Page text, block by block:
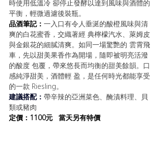
時使用低溫冷 卻停止發酵以達到風味與酒體的
平衡，輕微過濾後裝瓶。
品酒筆記： 一入口有令人垂涎的酸橙風味與清
爽的白花蜜香，交織著經 典檸檬汽水、萊姆皮
與金銀花的細膩清爽。如同一場驚艷的 雲霄飛
車，先以甜美果香作為開場，隨即被明亮活潑
的酸度 包覆，帶來悠長而均衡的甜美餘韻。口
感純淨甜美，酒體輕 盈，是任何時光都能享受
的一款 Riesling。
建議搭配： 帶辛辣的亞洲菜色、醃漬料理、貝
類或豬肉
定價：1100元   當天另有特價